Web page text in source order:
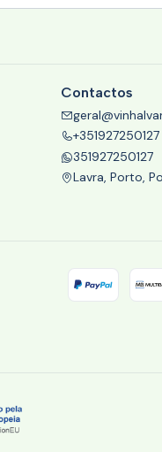
Contactos
+351927250127
351927250127
Lavra, Porto,